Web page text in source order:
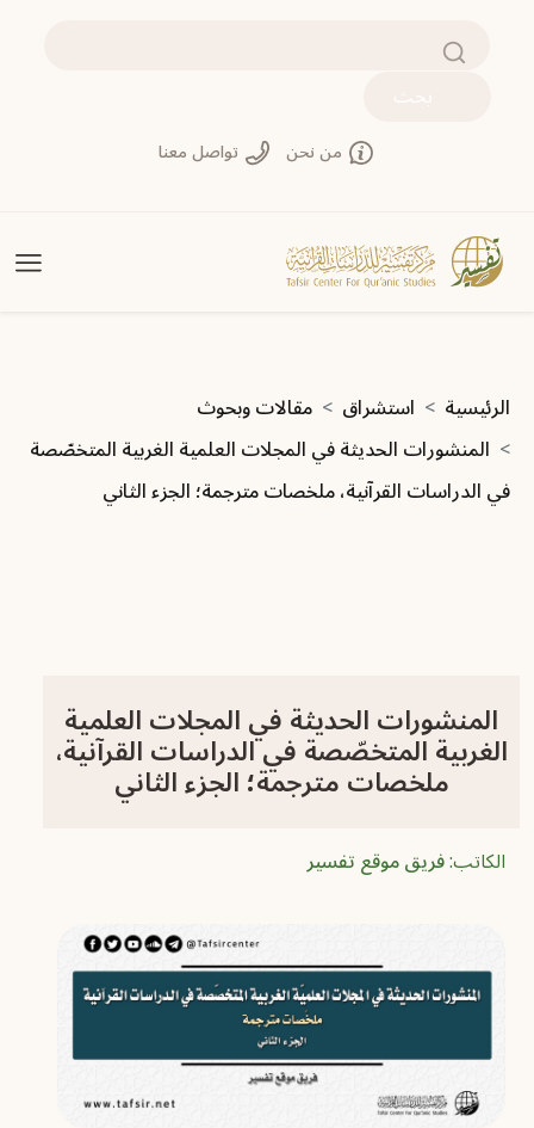
بحث
من نحن تواصل معنا
مسار التنقل
الرئيسية استشراق
مقالات وبحوث
المنشورات الحديثة في المجلات العلمية الغربية المتخصّصة
في الدراسات القرآنية، ملخصات مترجمة؛ الجزء الثاني
المنشورات الحديثة في المجلات العلمية
الغربية المتخصّصة في الدراسات القرآنية،
ملخصات مترجمة؛ الجزء الثاني
الكاتب:فريق موقع تفسير